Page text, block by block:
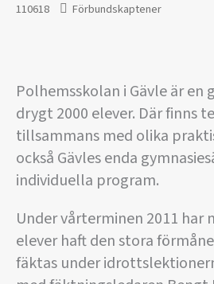
110618 Förbundskaptener
Polhemsskolan i Gävle är en
drygt 2000 elever. Där finns
tillsammans med olika
också Gävles enda
individuella program.
Under vårterminen 2011 har
elever haft den stora
fäktas under